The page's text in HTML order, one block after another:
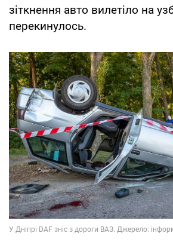
зіткнення авто вилетіло на
перекинулось.